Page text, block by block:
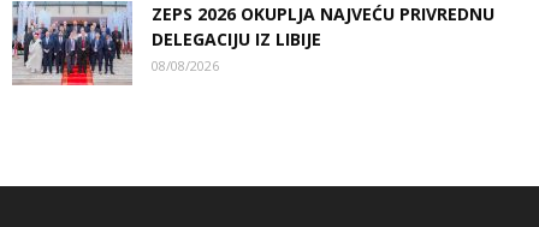
ZEPS 2026 OKUPLJA NAJVEĆU PRIVREDNU
DELEGACIJU IZ LIBIJE
08/08/2026